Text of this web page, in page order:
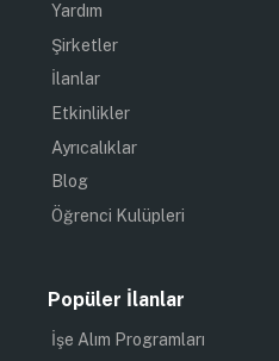
Yardım
Şirketler
İlanlar
Etkinlikler
Ayrıcalıklar
Blog
Öğrenci Kulüpleri
Popüler İlanlar
İşe Alım Programları